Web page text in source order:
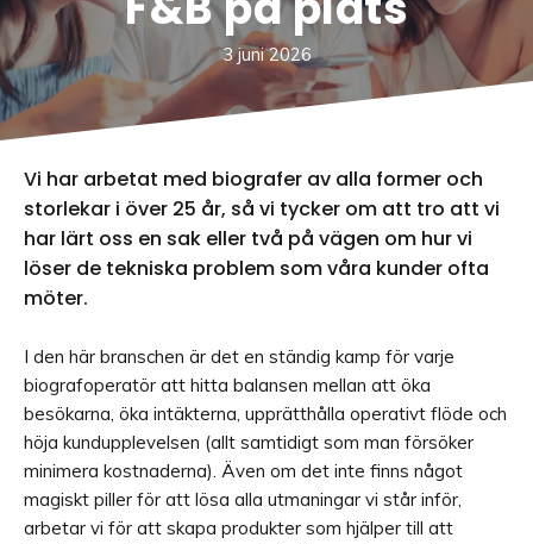
3 juni 2026
Vi har arbetat med biografer av alla former och
storlekar i över 25 år, så vi tycker om att tro att vi
har lärt oss en sak eller två på vägen om hur vi
löser de tekniska problem som våra kunder ofta
möter.
I den här branschen är det en ständig kamp för varje
biografoperatör att hitta balansen mellan att öka
besökarna, öka intäkterna, upprätthålla operativt flöde och
höja kundupplevelsen (allt samtidigt som man försöker
minimera kostnaderna). Även om det inte finns något
magiskt piller för att lösa alla utmaningar vi står inför,
arbetar vi för att skapa produkter som hjälper till att